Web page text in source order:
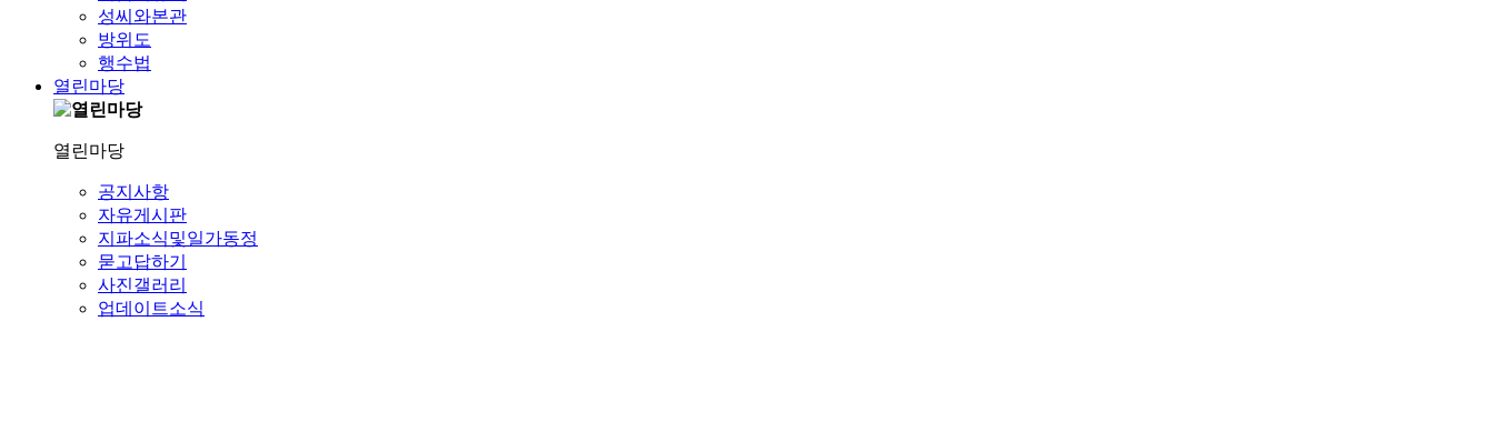
성씨와본관
방위도
행수법
열린마당
열린마당
공지사항
자유게시판
지파소식및일가동정
묻고답하기
사진갤러리
업데이트소식